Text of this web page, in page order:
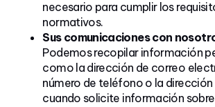
necesario para cumplir los
normativos.
Sus comunicaciones con
Podemos recopilar información
como la dirección de correo
número de teléfono o la
cuando solicite información